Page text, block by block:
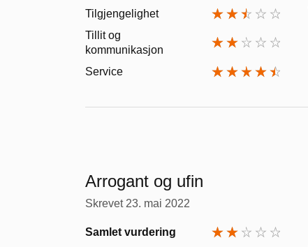
Tilgjengelighet
Tillit og
kommunikasjon
Service
Arrogant og ufin
Skrevet 23. mai 2022
Samlet vurdering